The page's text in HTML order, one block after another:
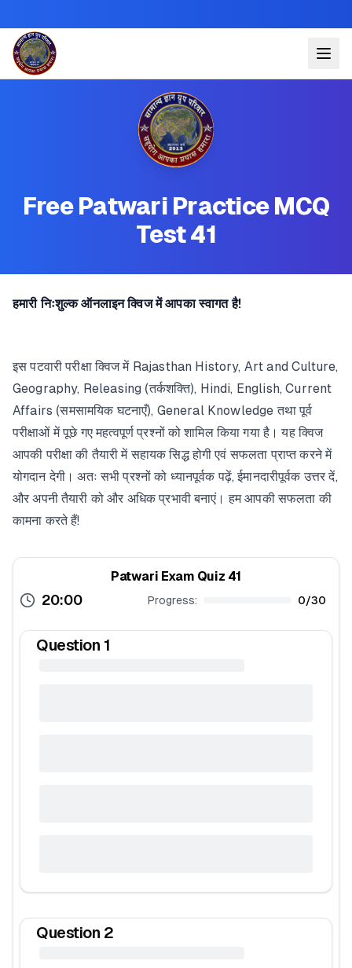
Free Patwari Practice MCQ
Test 41
हमारी निःशुल्क ऑनलाइन क्विज में आपका स्वागत है!
इस पटवारी परीक्षा क्विज में Rajasthan History, Art and Culture,
Geography, Releasing (तर्कशक्ति), Hindi, English, Current
Affairs (समसामयिक घटनाएँ), General Knowledge तथा पूर्व
परीक्षाओं में पूछे गए महत्वपूर्ण प्रश्नों को शामिल किया गया है। यह क्विज
आपकी परीक्षा की तैयारी में सहायक सिद्ध होगी एवं सफलता प्राप्त करने में
योगदान देगी। अतः सभी प्रश्नों को ध्यानपूर्वक पढ़ें, ईमानदारीपूर्वक उत्तर दें,
और अपनी तैयारी को और अधिक प्रभावी बनाएं। हम आपकी सफलता की
कामना करते हैं!
Patwari Exam Quiz 41
20:00 Progress: 0/30
Question 1
Question 2